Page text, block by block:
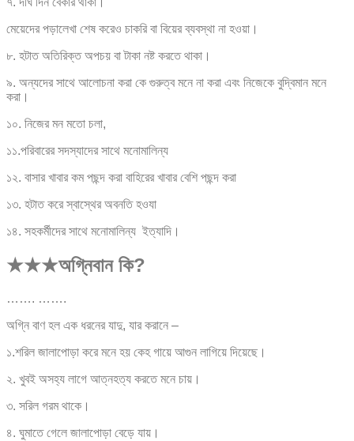
মেয়েদের পড়ালেখা শেষ করেও চাকরি বা বিয়ের ব্যবস্থা না হওয়া।
৮. হটাত অতিরিক্ত অপচয় বা টাকা নষ্ট করতে থাকা।
৯. অন্যদের সাথে আলোচনা করা কে গুরুত্ব মনে না করা এবং নিজেকে বুদ্বিমান মনে
করা।
১০. নিজের মন মতো চলা,
১১.পরিবারের সদস্যাদের সাথে মনোমালিন্য
১২. বাসার খাবার কম পছন্দ করা বাহিরের খাবার বেশি পছন্দ করা
১৩. হটাত করে স্বাস্থের অবনতি হওযা
১৪. সহকর্মীদের সাথে মনোমালিন্য ইত্যাদি।
★★★অগ্নিবান কি?
……. …….
অগ্নি বাণ হল এক ধরনের যাদু, যার করানে –
১.শরিল জালাপোড়া করে মনে হয় কেহ গায়ে আগুন লাগিয়ে দিয়েছে।
২. খুবই অসহ্য লাগে আত্নহত্য করতে মনে চায়।
৩. সরিল গরম থাকে।
৪. ঘুমাতে গেলে জালাপোড়া বেড়ে যায়।